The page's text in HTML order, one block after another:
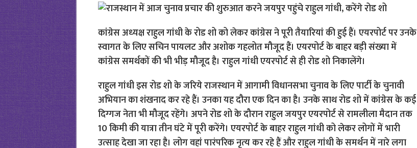
कांग्रेस अध्‍यक्ष राहुल गांधी के रोड शो को लेकर कांग्रेस ने पूरी तैयारियां की हुई हैं। एयरपोर्ट पर उनके
स्‍वागत के लिए सचिन पायलट और अशोक गहलोत मौजूद हैं। एयरपोर्ट के बाहर बड़ी संख्‍या में
कांग्रेस समर्थकों की भी भीड़ मौजूद है। राहुल गांधी एयरपोर्ट से ही रोड शो निकालेंगे।
राहुल गांधी इस रोड शो के जरिये राजस्‍थान में आगामी विधानसभा चुनाव के लिए पार्टी के चुनावी
अभियान का शंखनाद कर रहे हैं। उनका यह दौरा एक दिन का है। उनके साथ रोड शो में कांग्रेस के कई
दिग्‍गज नेता भी मौजूद रहेंगे। अपने रोड शो के दौरान राहुल जयपुर एयरपोर्ट से रामलीला मैदान तक
10 किमी की यात्रा तीन घंटे में पूरी करेंगे। एयरपोर्ट के बाहर राहुल गांधी को लेकर लोगों में भारी
उत्‍साह देखा जा रहा है। लोग वहां पारंपरिक नृत्‍य कर रहे हैं और राहुल गांधी के समर्थन में नारे लगा